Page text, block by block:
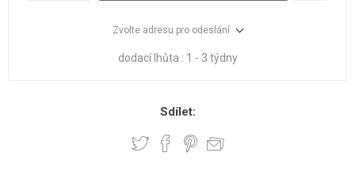
Zvolte adresu pro odeslání
dodací lhůta : 1 - 3 týdny
Sdílet: